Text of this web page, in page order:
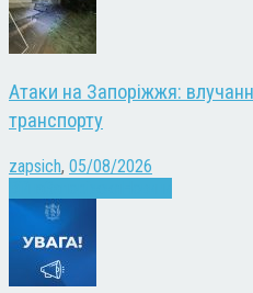
Атаки на Запоріжжя:
транспорту
zapsich, 05/08/2026